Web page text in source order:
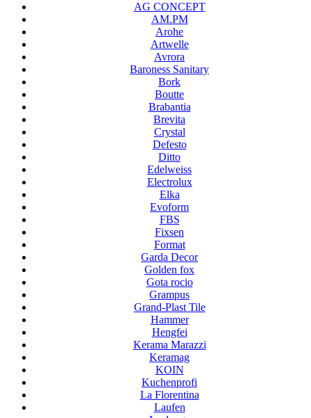
AG CONCEPT
AM.PM
Arohe
Artwelle
Avrora
Baroness Sanitary
Bork
Boutte
Brabantia
Brevita
Crystal
Defesto
Ditto
Edelweiss
Electrolux
Elka
Evoform
FBS
Fixsen
Format
Garda Decor
Golden fox
Gota rocio
Grampus
Grand-Plast Tile
Hammer
Hengfei
Kerama Marazzi
Keramag
KOIN
Kuchenprofi
La Florentina
Laufen